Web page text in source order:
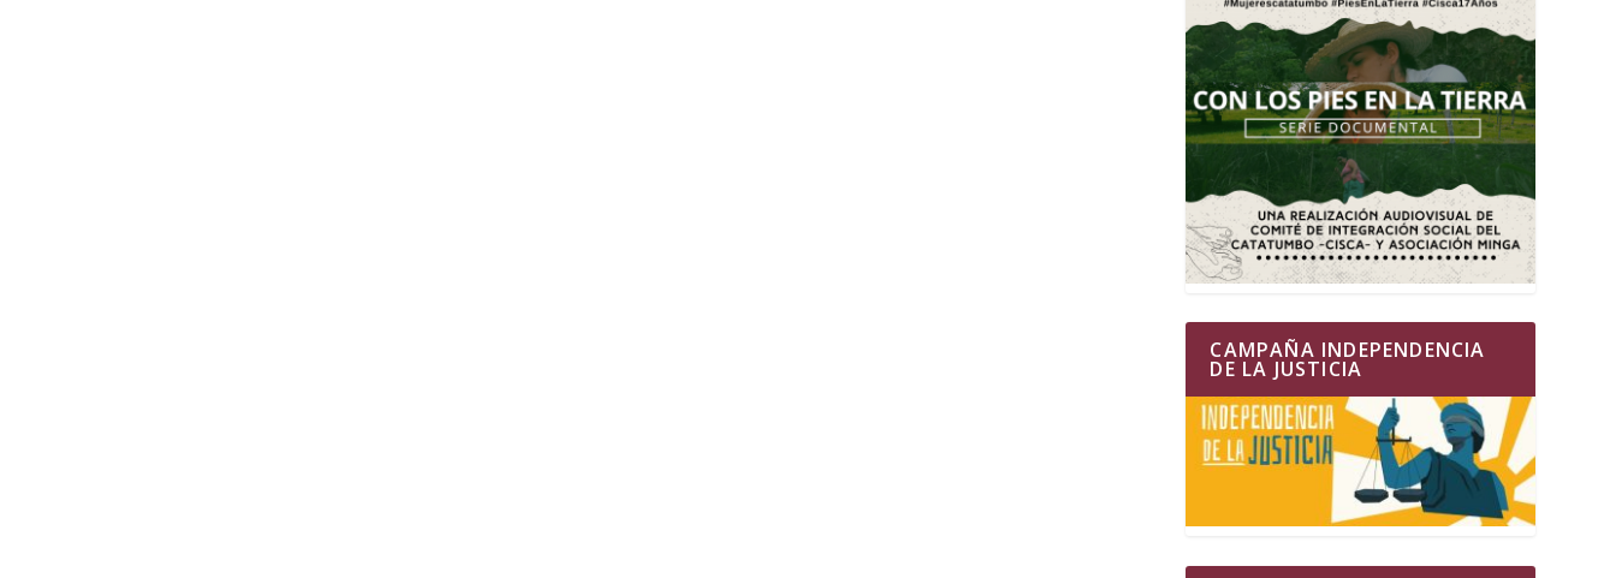
CAMPAÑA INDEPENDENCIA
DE LA JUSTICIA